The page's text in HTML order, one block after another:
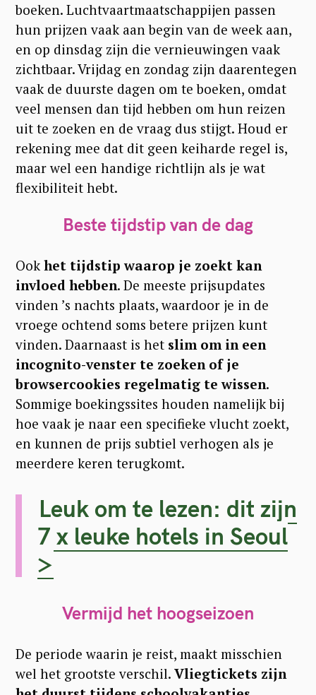
boeken. Luchtvaartmaatschappijen passen
hun prijzen vaak aan begin van de week aan,
en op dinsdag zijn die vernieuwingen vaak
zichtbaar. Vrijdag en zondag zijn daarentegen
vaak de duurste dagen om te boeken, omdat
veel mensen dan tijd hebben om hun reizen
uit te zoeken en de vraag dus stijgt. Houd er
rekening mee dat dit geen keiharde regel is,
maar wel een handige richtlijn als je wat
flexibiliteit hebt.
Beste tijdstip van de dag
Ook het tijdstip waarop je zoekt kan
invloed hebben. De meeste prijsupdates
vinden ’s nachts plaats, waardoor je in de
vroege ochtend soms betere prijzen kunt
vinden. Daarnaast is het slim om in een
incognito-venster te zoeken of je
browsercookies regelmatig te wissen.
Sommige boekingssites houden namelijk bij
hoe vaak je naar een specifieke vlucht zoekt,
en kunnen de prijs subtiel verhogen als je
meerdere keren terugkomt.
Leuk om te lezen: dit zijn
7 x leuke hotels in Seoul
>
Vermijd het hoogseizoen
De periode waarin je reist, maakt misschien
wel het grootste verschil. Vliegtickets zijn